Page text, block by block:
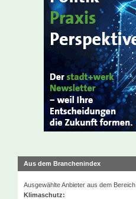
Aus dem Branchenindex
Ausgewählte Anbieter aus dem Bereich
Klimaschutz: